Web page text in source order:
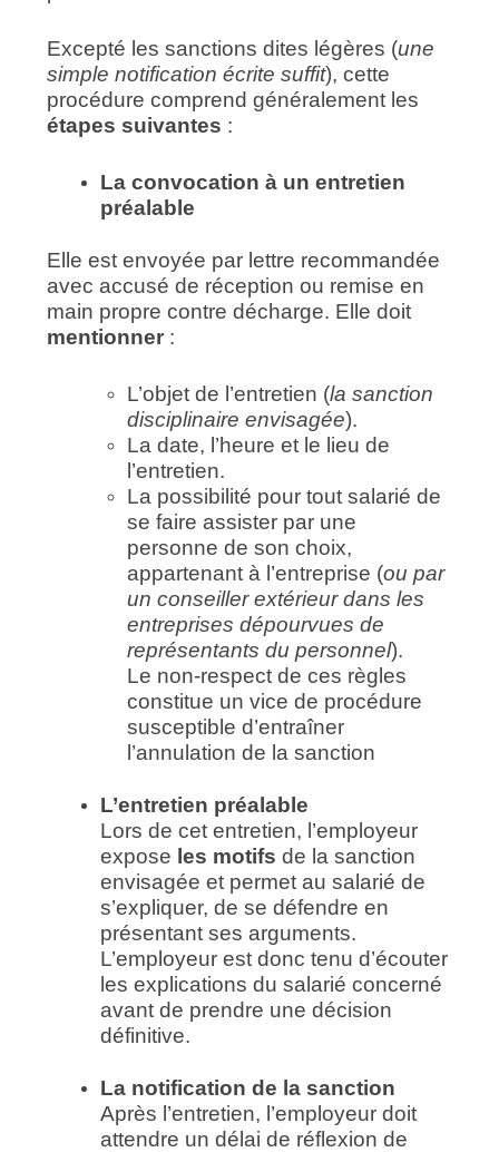
Excepté les sanctions dites légères (une
simple notification écrite suffit), cette
procédure comprend généralement les
étapes suivantes :
La convocation à un entretien
préalable
Elle est envoyée par lettre recommandée
avec accusé de réception ou remise en
main propre contre décharge. Elle doit
mentionner :
L’objet de l’entretien (la sanction
disciplinaire envisagée).
La date, l’heure et le lieu de
l’entretien.
La possibilité pour tout salarié de
se faire assister par une
personne de son choix,
appartenant à l’entreprise (ou par
un conseiller extérieur dans les
entreprises dépourvues de
représentants du personnel).
Le non-respect de ces règles
constitue un vice de procédure
susceptible d’entraîner
l’annulation de la sanction
L’entretien préalable
Lors de cet entretien, l’employeur
expose les motifsde la sanction
envisagée et permet au salarié de
s’expliquer, de se défendre en
présentant ses arguments.
L’employeur est donc tenu d’écouter
les explications du salarié concerné
avant de prendre une décision
définitive.
La notification de la sanction
Après l’entretien, l’employeur doit
attendre un délai de réflexion de